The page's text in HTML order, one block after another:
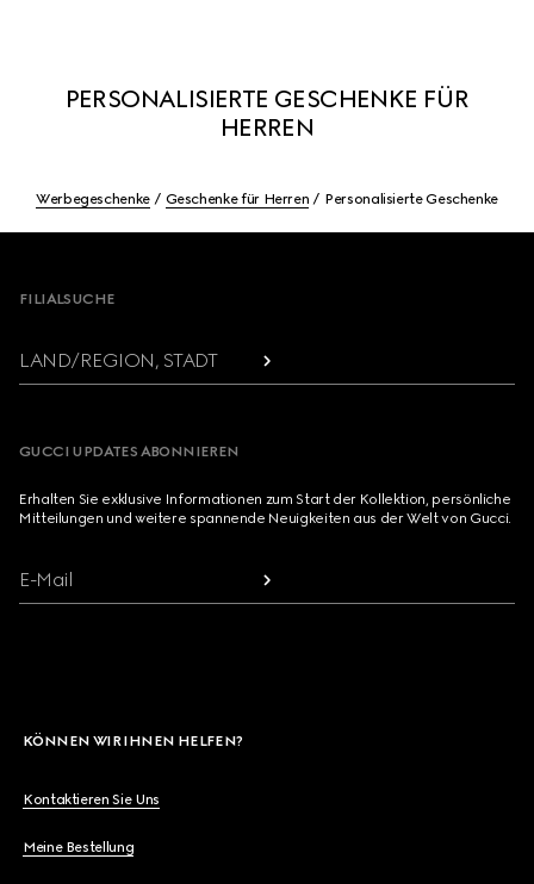
PERSONALISIERTE GESCHENKE FÜR
HERREN
Werbegeschenke Geschenke für Herren Personalisierte Geschenke
FILIALSUCHE
LAND/REGION, STADT
GUCCI UPDATES ABONNIEREN
Erhalten Sie exklusive Informationen zum Start der Kollektion, persönliche
Mitteilungen und weitere spannende Neuigkeiten aus der Welt von Gucci.
E-Mail
KÖNNEN WIR IHNEN HELFEN?
Kontaktieren Sie Uns
Meine Bestellung